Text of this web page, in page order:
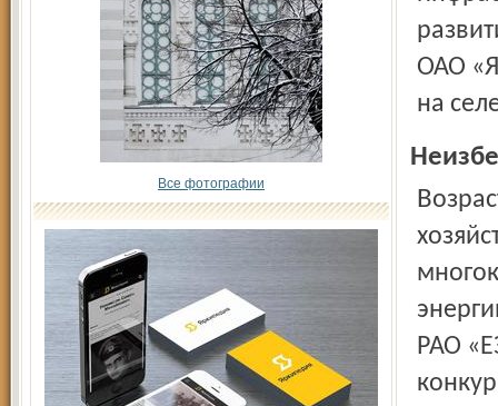
Все фотографии
ОАО
на
Возрастающие темпы модернизации энергетического
РАО